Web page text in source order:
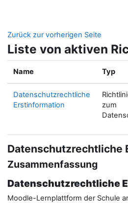
Zurück zur vorherigen Seite
Liste von aktiven
Name Typ
Datenschutzrechtliche
Erstinformation
zum
Datenschutzrechtliche
Zusammenfassung
Datenschutzrechtliche
Moodle-Lernplattform der Schule